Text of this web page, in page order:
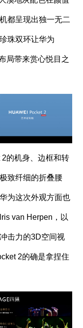
都呈现出独一无二
珠双环让华为
局带来赏心悦目之
的机身、边框和转
致纤细的折叠腰
为这次外观方面也
van Herpen，以
击力的3D空间视
2的确是拿捏住